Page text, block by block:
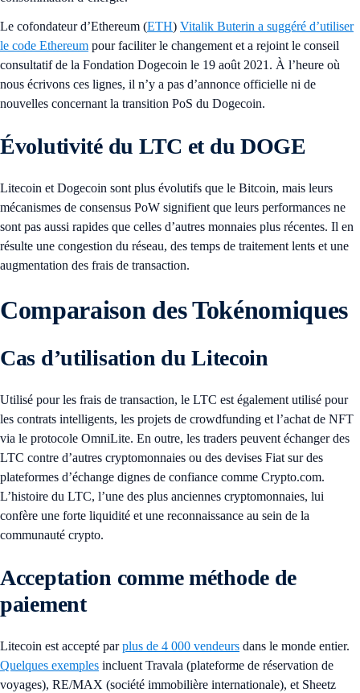
Le cofondateur d’Ethereum (ETH) Vitalik Buterin a suggéré d’utiliser
le code Ethereum pour faciliter le changement et a rejoint le conseil
consultatif de la Fondation Dogecoin le 19 août 2021. À l’heure où
nous écrivons ces lignes, il n’y a pas d’annonce officielle ni de
nouvelles concernant la transition PoS du Dogecoin.
Évolutivité du LTC et du DOGE
Litecoin et Dogecoin sont plus évolutifs que le Bitcoin, mais leurs
mécanismes de consensus PoW signifient que leurs performances ne
sont pas aussi rapides que celles d’autres monnaies plus récentes. Il en
résulte une congestion du réseau, des temps de traitement lents et une
augmentation des frais de transaction.
Comparaison des Tokénomiques
Cas d’utilisation du Litecoin
Utilisé pour les frais de transaction, le LTC est également utilisé pour
les contrats intelligents, les projets de crowdfunding et l’achat de NFT
via le protocole OmniLite. En outre, les traders peuvent échanger des
LTC contre d’autres cryptomonnaies ou des devises Fiat sur des
plateformes d’échange dignes de confiance comme Crypto.com.
L’histoire du LTC, l’une des plus anciennes cryptomonnaies, lui
confère une forte liquidité et une reconnaissance au sein de la
communauté crypto.
Acceptation comme méthode de
paiement
Litecoin est accepté parplus de 4 000 vendeurs dans le monde entier.
Quelques exemples incluent Travala (plateforme de réservation de
voyages), RE/MAX (société immobilière internationale), et Sheetz